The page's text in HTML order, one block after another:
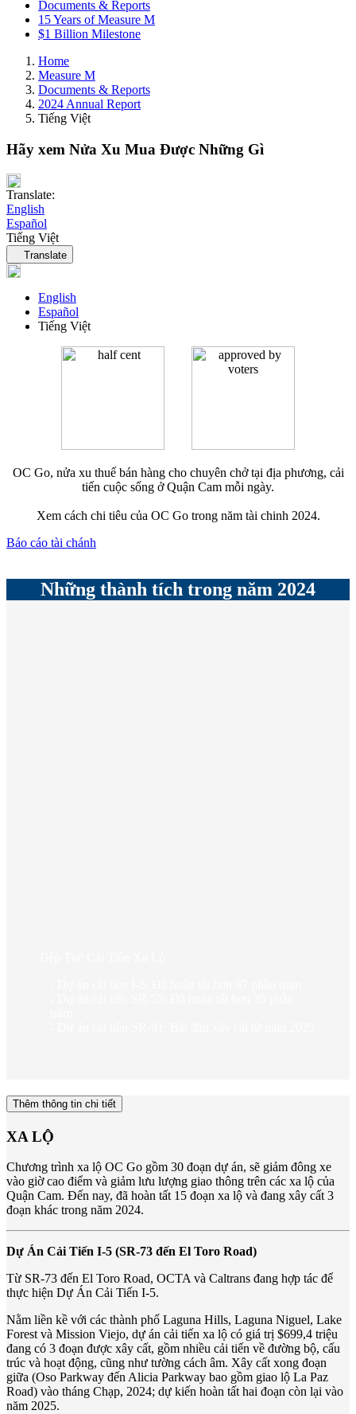
Documents & Reports
15 Years of Measure M
$1 Billion Milestone
Home
Measure M
Documents & Reports
2024 Annual Report
Tiếng Việt
Hãy xem Nửa Xu Mua Được Những Gì
Translate:
English
Español
Tiếng Việt
Language navigation
Translate
English
Español
Tiếng Việt
OC Go, nửa xu thuế bán hàng cho chuyên chở tại địa phương, cải
tiến cuộc sống ở Quận Cam mỗi ngày.
Xem cách chi tiêu của OC Go trong năm tài chinh 2024.
Báo cáo tài chánh
Những thành tích trong năm 2024
Thêm thông tin chi tiết
XA LỘ
Chương trình xa lộ OC Go gồm 30 đoạn dự án, sẽ giảm đông xe
vào giờ cao điểm và giảm lưu lượng giao thông trên các xa lộ của
Quận Cam. Đến nay, đã hoàn tất 15 đoạn xa lộ và đang xây cất 3
đoạn khác trong năm 2024.
Dự Án Cải Tiến I-5 (SR-73 đến El Toro Road)
Từ SR-73 đến El Toro Road, OCTA và Caltrans đang hợp tác để
thực hiện Dự Án Cải Tiến I-5.
Nằm liền kề với các thành phố Laguna Hills, Laguna Niguel, Lake
Forest và Mission Viejo, dự án cải tiến xa lộ có giá trị $699,4 triệu
đang có 3 đoạn được xây cất, gồm nhiều cải tiến về đường bộ, cấu
trúc và hoạt động, cũng như tường cách âm. Xây cất xong đoạn
giữa (Oso Parkway đến Alicia Parkway bao gồm giao lộ La Paz
Road) vào tháng Chạp, 2024; dự kiến hoàn tất hai đoạn còn lại vào
năm 2025.